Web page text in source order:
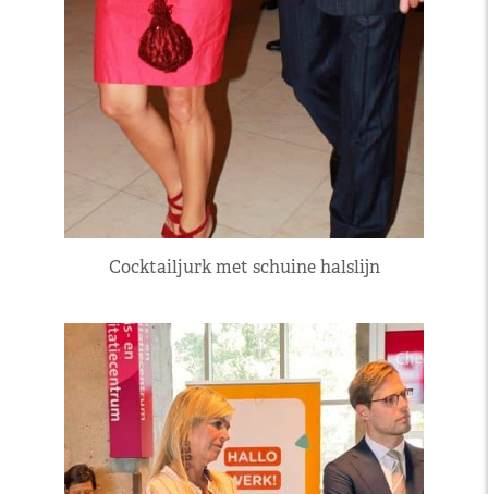
Cocktailjurk met schuine halslijn